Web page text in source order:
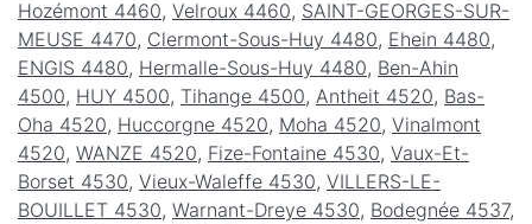
Hozémont 4460, Velroux 4460, SAINT-GEORGES-SUR-
MEUSE 4470, Clermont-Sous-Huy 4480, Ehein 4480,
ENGIS 4480, Hermalle-Sous-Huy 4480, Ben-Ahin
4500, HUY 4500, Tihange 4500, Antheit 4520, Bas-
Oha 4520, Huccorgne 4520, Moha 4520, Vinalmont
4520, WANZE 4520, Fize-Fontaine 4530, Vaux-Et-
Borset 4530, Vieux-Waleffe 4530, VILLERS-LE-
BOUILLET 4530, Warnant-Dreye 4530, Bodegnée 4537,